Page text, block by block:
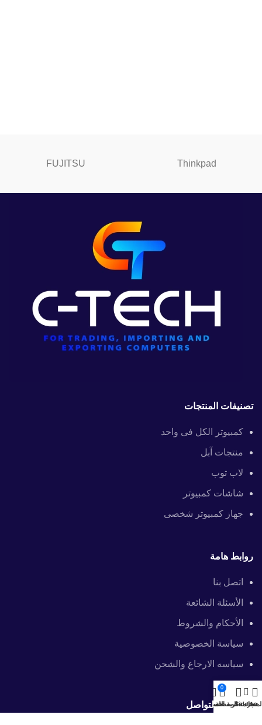
Thinkpad
FUJITSU
تصنيفات المنتجات
كمبيوتر الكل فى واحد
منتجات آبل
لاب توب
شاشات كمبيوتر
جهاز كمبيوتر شخصى
روابط هامة
اتصل بنا
الأسئلة الشائعة
الأحكام والشروط
سياسة الخصوصية
سياسه الارجاع والشحن
معلومات التواصل
Sidebar
قائمة المفضلة
0
عربة التسوق
حسابى